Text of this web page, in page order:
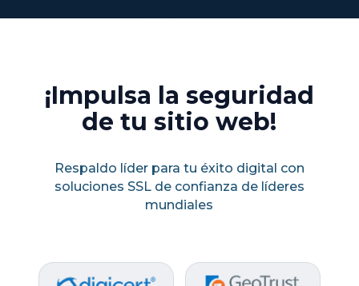
¡Impulsa la seguridad
de tu sitio web!
Respaldo líder para tu éxito digital con
soluciones SSL de confianza de líderes
mundiales